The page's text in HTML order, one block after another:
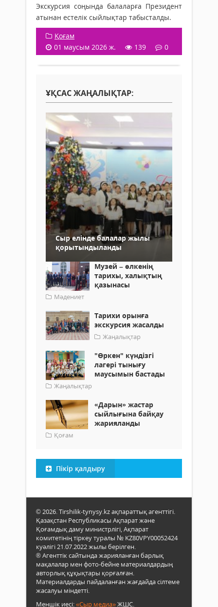
Экскурсия соңында балаларға Президент
атынан естелік сыйлықтар табысталды.
Қоғам
01 маусым 2026 ж.
139 0
ҰҚСАС ЖАҢАЛЫҚТАР:
Сыр елінде балалар жылы
қорытындыланды
Музей – өлкенің
тарихы, халықтың
қазынасы
Мәдениет
Тарихи орынға
экскурсия жасалды
Жаңалықтар
"Өркен" күндізгі
лагері тынығу
маусымын бастады
Жаңалықтар
«Дарын» жастар
сыйлығына байқау
жарияланды
Қоғам
Пікір қалдыру
© 2026. Tirshilik-tynysy.kz ақпараттық агенттігі.
Қазақстан Республикасы Ақпарат және
Қоғамдық даму министрлігі, Ақпарат
комитетінің тіркеу туралы № KZ80VPY00052424
куәлігі 21.07.2022 жылы берілген.
® Агенттік сайтында жарияланған барлық
мақалалар мен фото-бейне материалдардың
авторлық құқықтары қорғалған.
Материалдарды пайдаланған жағдайда сілтеме
жасалуы міндетті.
Меншік иесі:«Сыр медиа»ЖШС.